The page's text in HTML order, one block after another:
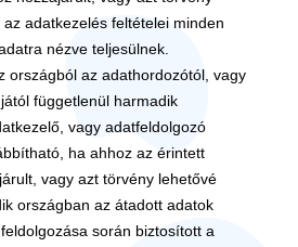
adatkezelés feltételei minden
nézve teljesülnek.
országból az adathordozótól, vagy
függetlenül harmadik
vagy adatfeldolgozó
ha ahhoz az érintett
vagy azt törvény lehetővé
országban az átadott adatok
során biztosított a